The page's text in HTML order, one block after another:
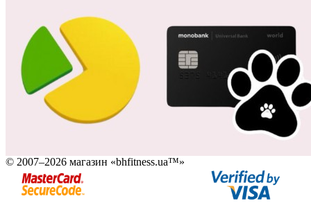
© 2007–2026 магазин «bhfitness.ua™»